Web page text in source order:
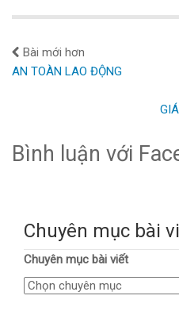
Bài mới hơn
AN TOÀN LAO ĐỘNG
Bình luận với
Chuyên mục bài
Chuyên mục bài viết